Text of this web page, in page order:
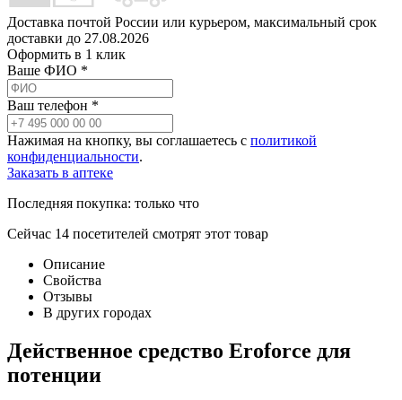
Доставка почтой России или курьером, максимальный срок
доставки до 27.08.2026
Оформить в 1 клик
Ваше ФИО *
Ваш телефон *
Нажимая на кнопку, вы соглашаетесь с политикой
конфиденциальности.
Заказать в аптеке
Последняя покупка: только что
Сейчас 14 посетителей смотрят этот товар
Описание
Свойства
Отзывы
В других городах
Действенное средство Eroforce для
потенции